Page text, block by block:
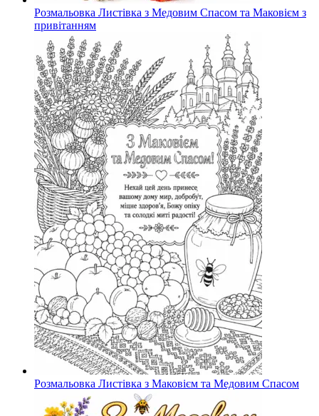
Розмальовка Листівка з Медовим Спасом та Маковієм з
привітанням
Розмальовка Листівка з Маковієм та Медовим Спасом